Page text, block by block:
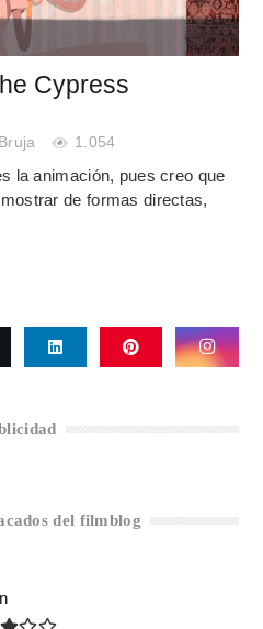
Cypress
1.054
la animación, pues creo que
de formas directas,
del filmblog